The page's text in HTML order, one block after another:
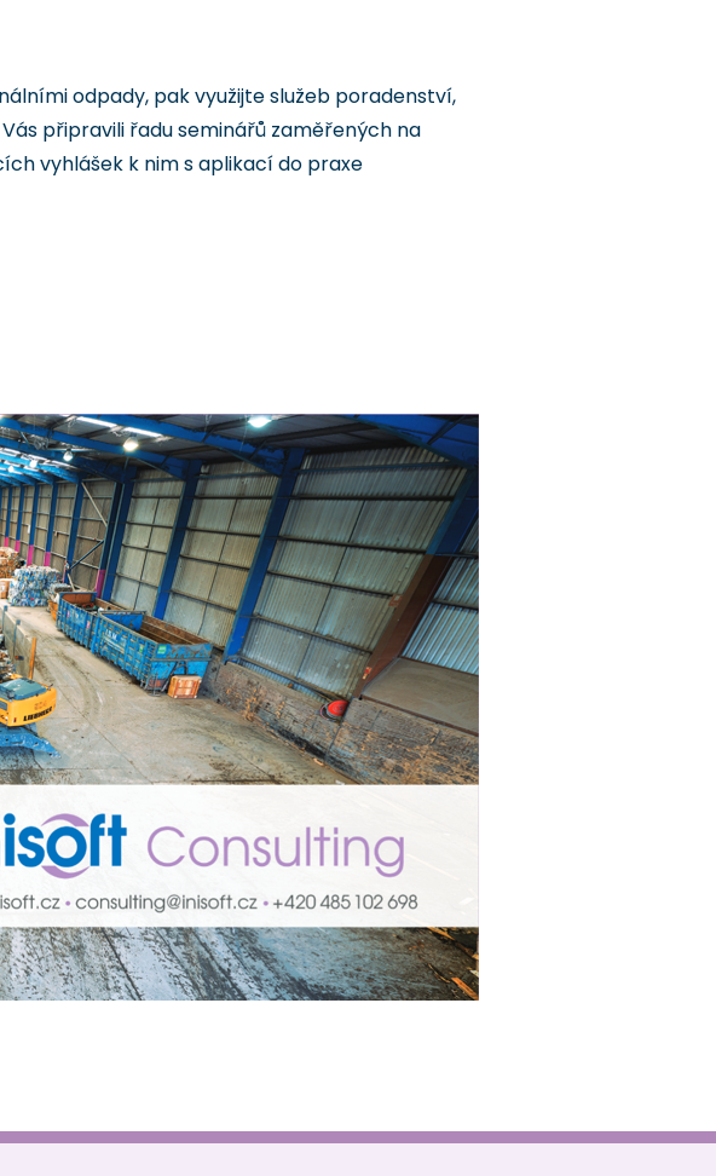
odpady, pak využijte služeb poradenství,
připravili řadu seminářů zaměřených na
vyhlášek k nim s aplikací do praxe